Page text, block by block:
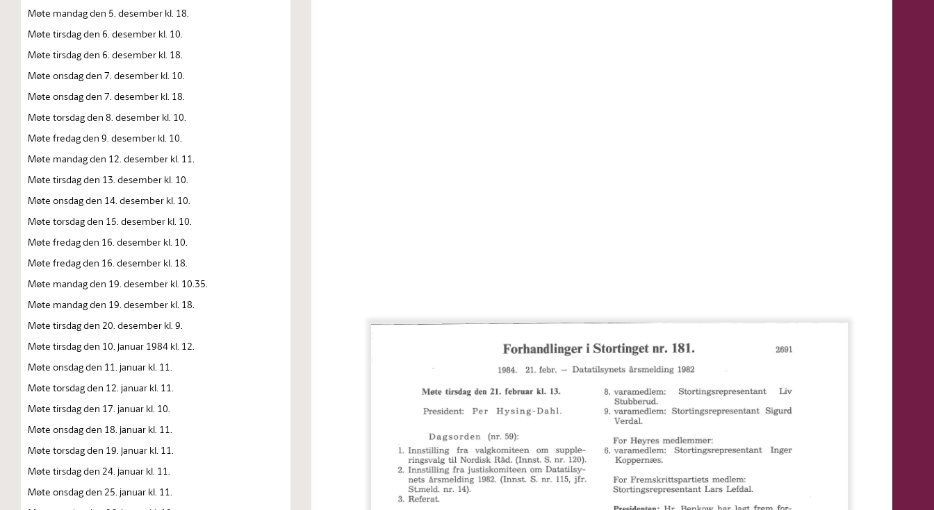
Møte mandag den 5. desember kl. 18.
Møte tirsdag den 6. desember kl. 10.
Møte tirsdag den 6. desember kl. 18.
Møte onsdag den 7. desember kl. 10.
Møte onsdag den 7. desember kl. 18.
Møte torsdag den 8. desember kl. 10.
Møte fredag den 9. desember kl. 10.
Møte mandag den 12. desember kl. 11.
Møte tirsdag den 13. desember kl. 10.
Møte onsdag den 14. desember kl. 10.
Møte torsdag den 15. desember kl. 10.
Møte fredag den 16. desember kl. 10.
Møte fredag den 16. desember kl. 18.
Møte mandag den 19. desember kl. 10.35.
Møte mandag den 19. desember kl. 18.
Møte tirsdag den 20. desember kl. 9.
Møte tirsdag den 10. januar 1984 kl. 12.
Møte onsdag den 11. januar kl. 11.
Møte torsdag den 12. januar kl. 11.
Møte tirsdag den 17. januar kl. 10.
Møte onsdag den 18. januar kl. 11.
Møte torsdag den 19. januar kl. 11.
Møte tirsdag den 24. januar kl. 11.
Møte onsdag den 25. januar kl. 11.